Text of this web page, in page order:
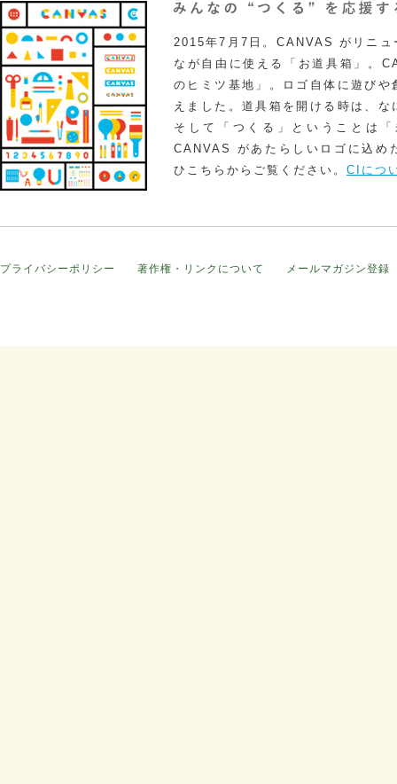
2015年7月7日。CANVAS がリニュ
なが自由に使える「お道具箱」。
のヒミツ基地」。ロゴ自体に遊び
えました。道具箱を開ける時は、
そして「つくる」ということは
CANVAS があたらしいロゴに込め
ひこちらからご覧ください。 CIにつ
プライバシーポリシー 著作権・リンクについて メールマガジン登録